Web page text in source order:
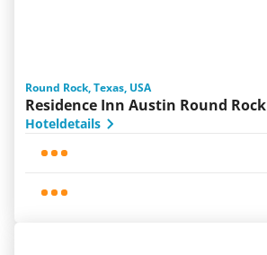
Round Rock, Texas, USA
Residence Inn Austin Round Rock
Hoteldetails